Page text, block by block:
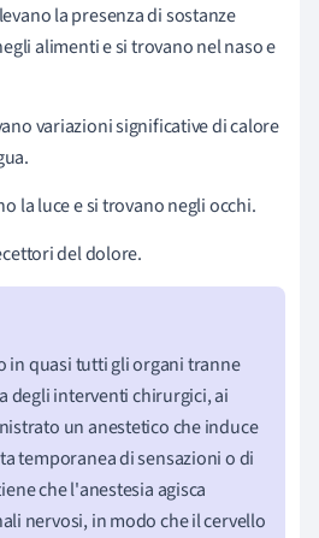
la presenza di sostanze
alimenti e si trovano nel naso e
variazioni significative di calore
la luce e si trovano negli occhi.
del dolore.
in quasi tutti gli organi tranne
degli interventi chirurgici, ai
un anestetico che induce
temporanea di sensazioni o di
che l'anestesia agisca
nervosi, in modo che il cervello